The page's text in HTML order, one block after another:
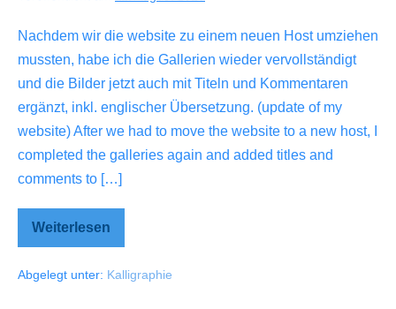
Nachdem wir die website zu einem neuen Host umziehen
mussten, habe ich die Gallerien wieder vervollständigt
und die Bilder jetzt auch mit Titeln und Kommentaren
ergänzt, inkl. englischer Übersetzung. (update of my
website) After we had to move the website to a new host, I
completed the galleries again and added titles and
comments to […]
Weiterlesen
update
meiner
Abgelegt unter: Kalligraphie